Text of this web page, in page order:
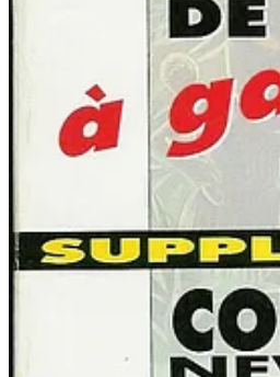
Le joueur incarne dansLoco Motive
animations du jeu sont aussi
Point & Click
est
Quelques vétérans de l’époque
pérennité du genre, voire de séries